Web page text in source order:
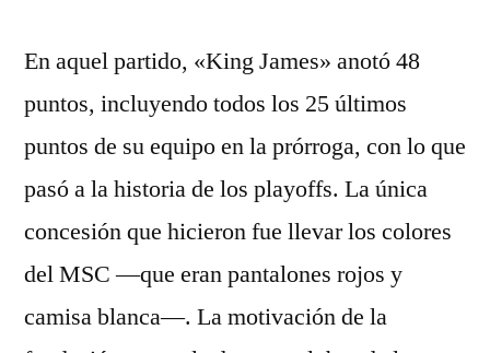
En aquel partido, «King James» anotó 48
puntos, incluyendo todos los 25 últimos
puntos de su equipo en la prórroga, con lo que
pasó a la historia de los playoffs. La única
concesión que hicieron fue llevar los colores
del MSC —que eran pantalones rojos y
camisa blanca—. La motivación de la